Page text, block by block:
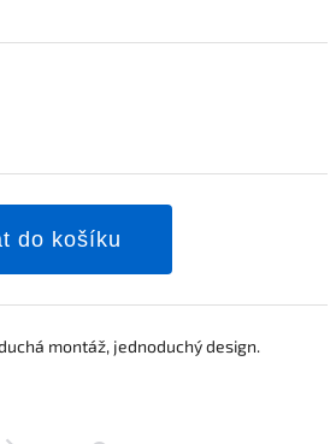
do košíku
montáž, jednoduchý design.